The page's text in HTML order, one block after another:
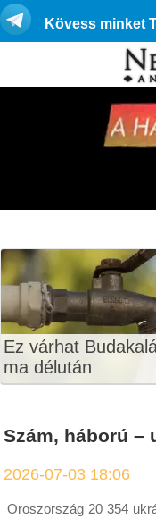
Kövess minket
Ez várhat
ma délután
Szám, háború –
2026-07-03 18:06
Oroszország 20 354